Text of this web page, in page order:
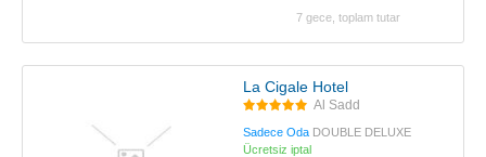
7 gece, toplam tutar
La Cigale Hotel
Al Sadd
Sadece Oda DOUBLE DELUXE
Ücretsiz iptal